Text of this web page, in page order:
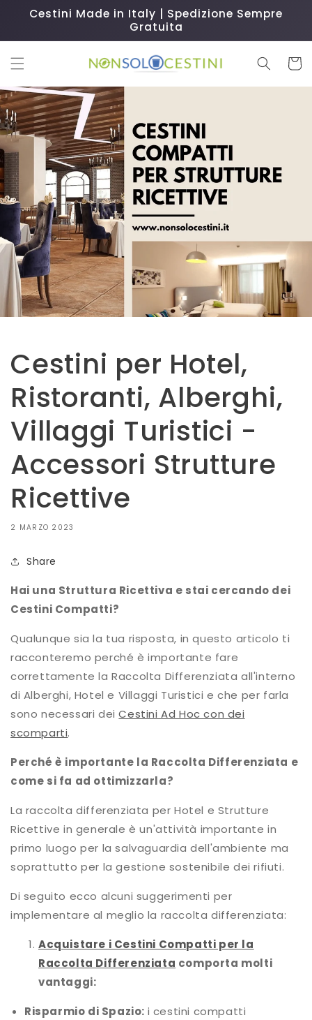
direttamente
Cestini Made in Italy | Spedizione Sempre
Gratuita
Cestini per Hotel,
Ristoranti, Alberghi,
Villaggi Turistici -
Accessori Strutture
Ricettive
2 MARZO 2023
Share
Hai una Struttura Ricettiva e stai cercando dei
Cestini Compatti?
Qualunque sia la tua risposta, in questo articolo ti
racconteremo perché è importante fare
correttamente la Raccolta Differenziata all'interno
di Alberghi, Hotel e Villaggi Turistici e che per farla
sono necessari deiCestini Ad Hoc con dei
scomparti.
Perché è importante la Raccolta Differenziata e
come si fa ad ottimizzarla?
La raccolta differenziata per Hotel e Strutture
Ricettive in generale è un'attività importante in
primo luogo per la salvaguardia dell'ambiente ma
soprattutto per la gestione sostenibile dei rifiuti.
Di seguito ecco alcuni suggerimenti per
implementare al meglio la raccolta differenziata:
Acquistare i Cestini Compatti per la
Raccolta Differenziata comporta molti
vantaggi:
Risparmio di Spazio: i cestini compatti